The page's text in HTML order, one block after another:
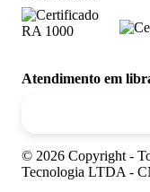
Atendimento em
© 2026 Copyright -
Tecnologia LTDA -